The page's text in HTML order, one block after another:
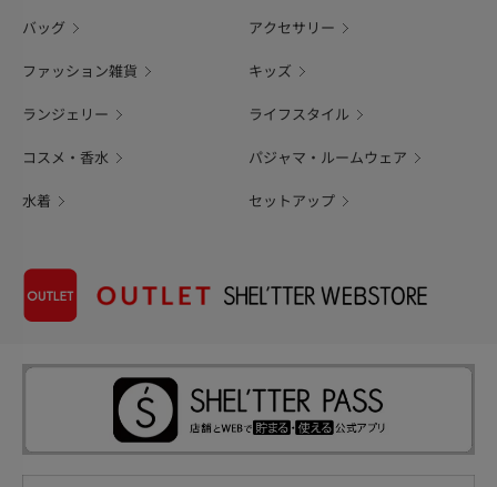
バッグ アクセサリー
ファッション雑貨 キッズ
ランジェリー ライフスタイル
コスメ・香水 パジャマ・ルームウェア
水着 セットアップ